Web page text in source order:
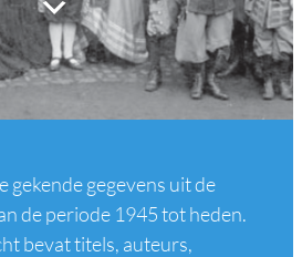
gekende gegevens uit de
de periode 1945 tot heden.
bevat titels, auteurs,